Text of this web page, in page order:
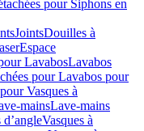
pour Siphons en
JointsDouilles à
Espace
LavabosLavabos
pour Lavabos pour
Vasques à
mainsLave-mains
Vasques à